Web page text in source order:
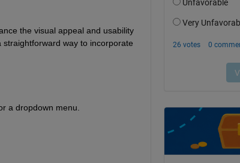
the visual appeal and usability
straightforward way to incorporate
a dropdown menu.